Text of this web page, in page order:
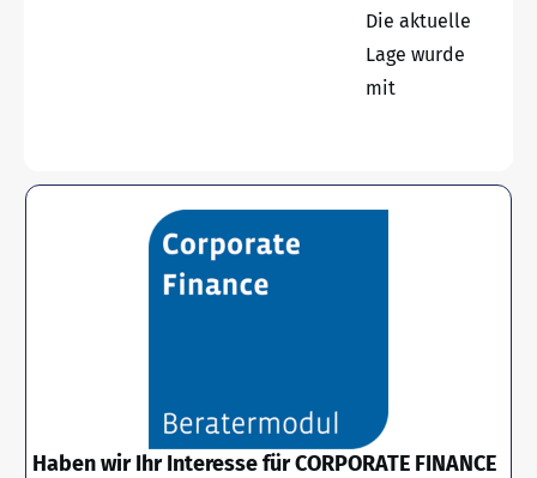
Die aktuelle
Lage wurde
mit
Haben wir Ihr Interesse für CORPORATE FINANCE